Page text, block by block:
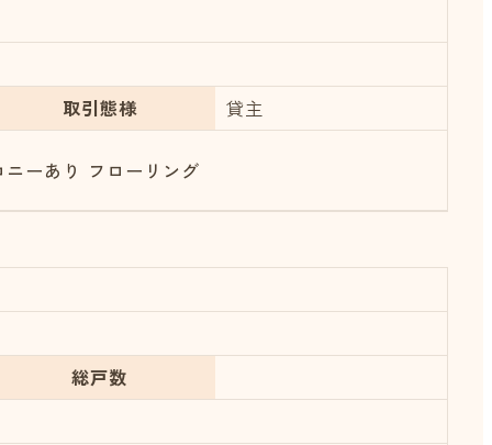
取引態様
貸主
ーあり フローリング
総戸数